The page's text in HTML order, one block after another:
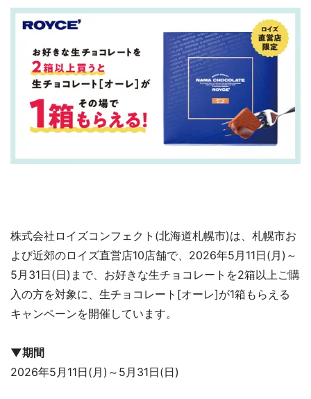
株式会社ロイズコンフェクト(北海道札幌市)は、札幌市お
よび近郊のロイズ直営店10店舗で、2026年5月11日(月)～
5月31日(日)まで、お好きな生チョコレートを2箱以上ご購
入の方を対象に、生チョコレート[オーレ]が1箱もらえる
キャンペーンを開催しています。
▼期間
2026年5月11日(月)～5月31日(日)